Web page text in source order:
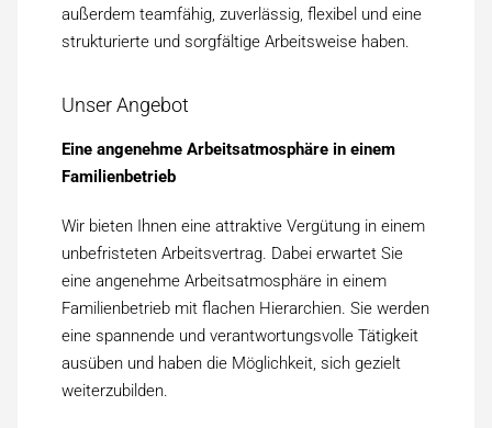
außerdem team­fähig, zu­verlässig, flexibel und eine
strukturierte und sorg­fältige Arbeits­weise haben.
Unser Angebot
Eine angenehme Arbeits­atmosphäre in einem
Familien­betrieb
Wir bieten Ihnen eine attraktive Vergütung in einem
unbefristeten Arbeits­vertrag. Dabei erwartet Sie
eine angenehme Arbeits­atmosphäre in einem
Familien­betrieb mit flachen Hierarchien. Sie werden
eine spannende und verantwortungs­volle Tätigkeit
ausüben und haben die Möglichkeit, sich gezielt
weiter­zubilden.